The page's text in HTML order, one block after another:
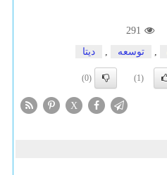
291
توسعه دیتا
(1)
(0)
X